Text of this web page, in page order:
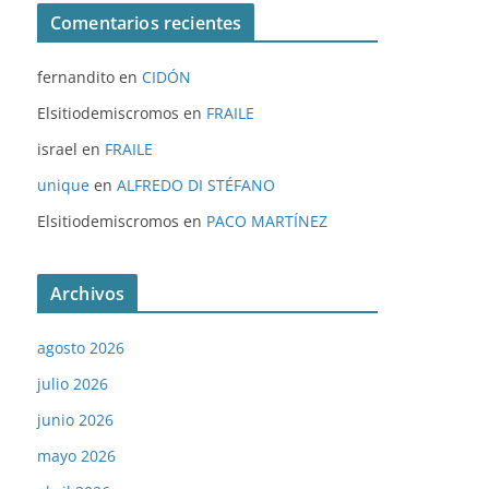
Comentarios recientes
fernandito en CIDÓN
Elsitiodemiscromos en FRAILE
israel en FRAILE
unique en ALFREDO DI STÉFANO
Elsitiodemiscromos en PACO MARTÍNEZ
Archivos
agosto 2026
julio 2026
junio 2026
mayo 2026